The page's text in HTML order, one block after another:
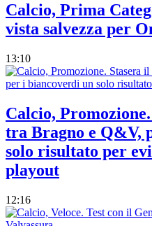
Calcio, Prima
vista salvezza per
13:10
Calcio,
tra Bragno e Q&V,
solo risultato per
playout
12:16